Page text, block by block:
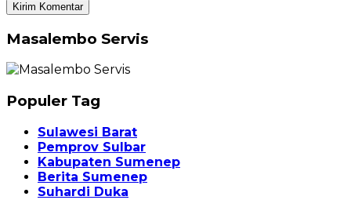
Masalembo Servis
Populer Tag
Sulawesi Barat
Pemprov Sulbar
Kabupaten Sumenep
Berita Sumenep
Suhardi Duka